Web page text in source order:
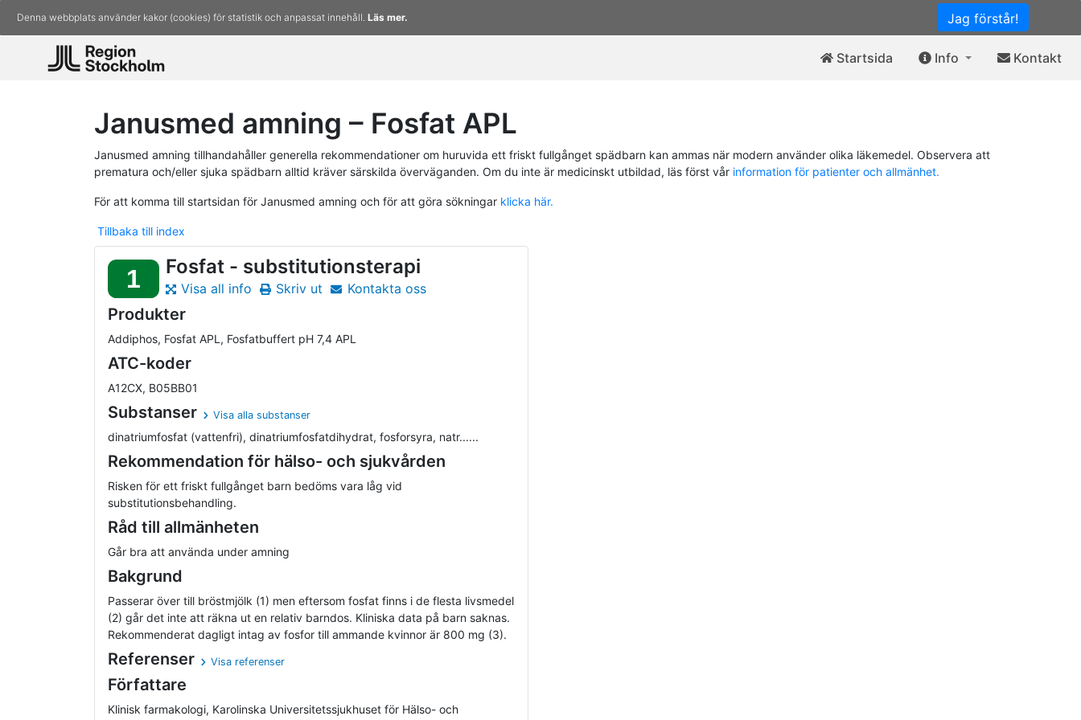
Jag förstår!
Denna webbplats använder kakor (cookies) för statistik och anpassat innehåll. Läs mer.
Startsida Info Kontakt
Janusmed amning – Fosfat APL
Janusmed amning tillhandahåller generella rekommendationer om huruvida ett friskt fullgånget spädbarn kan ammas när modern använder olika läkemedel. Observera att
prematura och/eller sjuka spädbarn alltid kräver särskilda överväganden. Om du inte är medicinskt utbildad, läs först vår information för patienter och allmänhet.
För att komma till startsidan för Janusmed amning och för att göra sökningar klicka här.
Tillbaka till index
1 Fosfat - substitutionsterapi
Visa all info Skriv ut Kontakta oss
Produkter
Addiphos, Fosfat APL, Fosfatbuffert pH 7,4 APL
ATC-koder
A12CX, B05BB01
Substanser Visa alla substanser
dinatriumfosfat (vattenfri), dinatriumfosfatdihydrat, fosforsyra, natr......
Rekommendation för hälso- och sjukvården
Risken för ett friskt fullgånget barn bedöms vara låg vid
substitutionsbehandling.
Råd till allmänheten
Går bra att använda under amning
Bakgrund
Passerar över till bröstmjölk (1) men eftersom fosfat finns i de flesta livsmedel
(2) går det inte att räkna ut en relativ barndos. Kliniska data på barn saknas.
Rekommenderat dagligt intag av fosfor till ammande kvinnor är 800 mg (3).
Referenser Visa referenser
Författare
Klinisk farmakologi, Karolinska Universitetssjukhuset för Hälso- och